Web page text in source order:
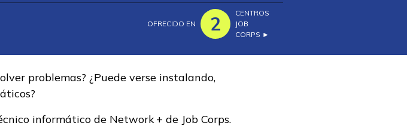
OFRECIDO EN 2
CENTROS
JOB
CORPS ►
problemas? ¿Puede verse instalando,
informático de Network + de Job Corps.